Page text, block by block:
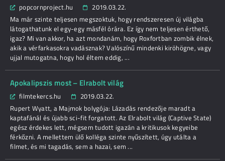
popcornproject.hu
2019.03.22.
Ma már szinte teljesen megszoktuk, hogy rendszeresen új világba
látogathatunk el egy-egy másfél órára. Ez így nem teljesen érthető,
igaz? Mi van akkor, ha azt mondanám, hogy Roxfortban zombik élnek,
akik a vérfarkasokra vadásznak? Valószínű mindenki kiröhögne, vagy
ujjal mutogatna, hogy hol éltem eddig, ...
Apokalipszis most – Elrabolt világ
filmtekercs.hu
2019.03.22.
Rupert Wyatt, a Majmok bolygója: Lázadás rendezője maradt a
kaptafánál és újabb sci-fit forgatott. Az Elrabolt világ (Captive State)
egész érdekes lett, mégsem tudott igazán a kritikusok kegyeibe
férkőzni. A mellettem ülő kolléga szinte nyűszített, úgy utálta a
filmet, és mi tagadás, sem a hazai, sem ...